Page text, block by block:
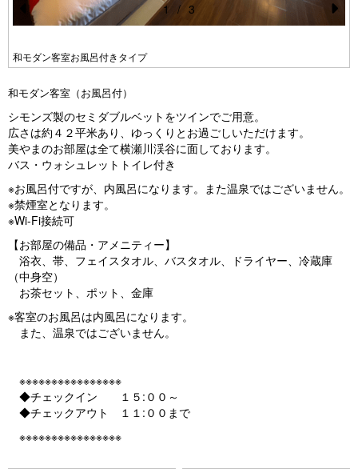
Pr
e
o
u
s
和モダン客室お風呂付きタイプ
N
1 / 3
和モダン客室（お風呂付）
シモンズ製のセミダブルベットをツインでご用意。
広さは約４２平米あり、ゆっくりとお過ごしいただけます。
美やまのお部屋は全て横瀬川渓谷に面しております。
バス・ウォシュレットトイレ付き
※お風呂付ですが、内風呂になります。また温泉ではございません。
※禁煙室となります。
※Wi-Fi接続可
【お部屋の備品・アメニティー】
浴衣、帯、フェイスタオル、バスタオル、ドライヤー、冷蔵庫
（中身空）
お茶セット、ポット、金庫
※客室のお風呂は内風呂になります。
また、温泉ではございません。
※※※※※※※※※※※※※※※※
◆チェックイン １５:００～
◆チェックアウト １１:００まで
※※※※※※※※※※※※※※※※